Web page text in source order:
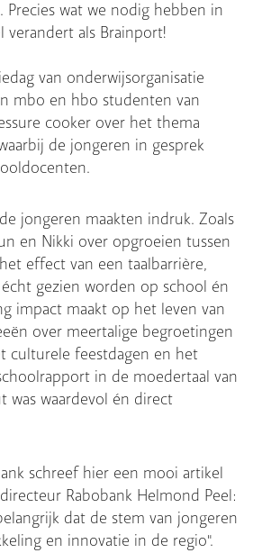
Precies wat we nodig hebben in
verandert als Brainport!
van onderwijsorganisatie
mbo en hbo studenten van
cooker over het thema
de jongeren in gesprek
jongeren maakten indruk. Zoals
en Nikki over opgroeien tussen
effect van een taalbarrière,
gezien worden op school én
impact maakt op het leven van
over meertalige begroetingen
culturele feestdagen en het
in de moedertaal van
was waardevol én direct
schreef hier een mooi artikel
Rabobank Helmond Peel:
dat de stem van jongeren
en innovatie in de regio".